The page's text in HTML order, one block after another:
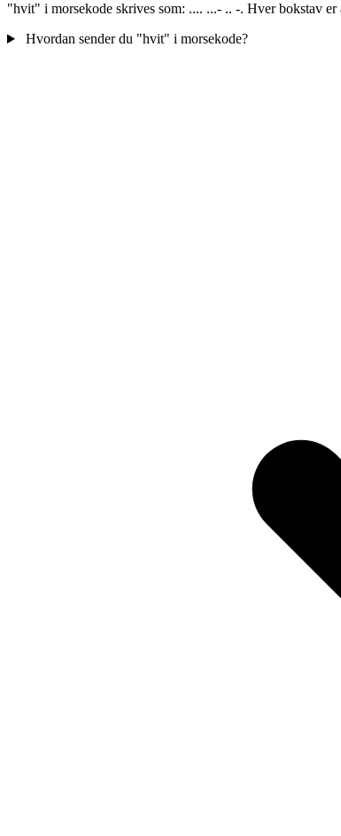
"hvit" i morsekode skrives som: .... ...- .. -. Hver bokstav
Hvordan sender du "hvit" i morsekode?